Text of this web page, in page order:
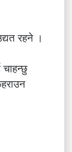
रहने ।
चाहन्छु